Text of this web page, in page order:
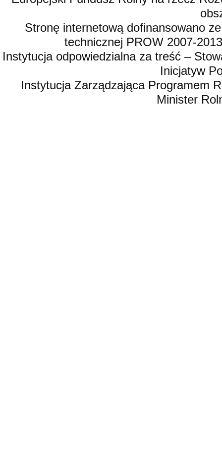
Stronę internetową dofinansowano
technicznej PROW 2007-
Instytucja odpowiedzialna za treść –
Inicjatyw
Instytucja Zarządzająca Programem
Minister